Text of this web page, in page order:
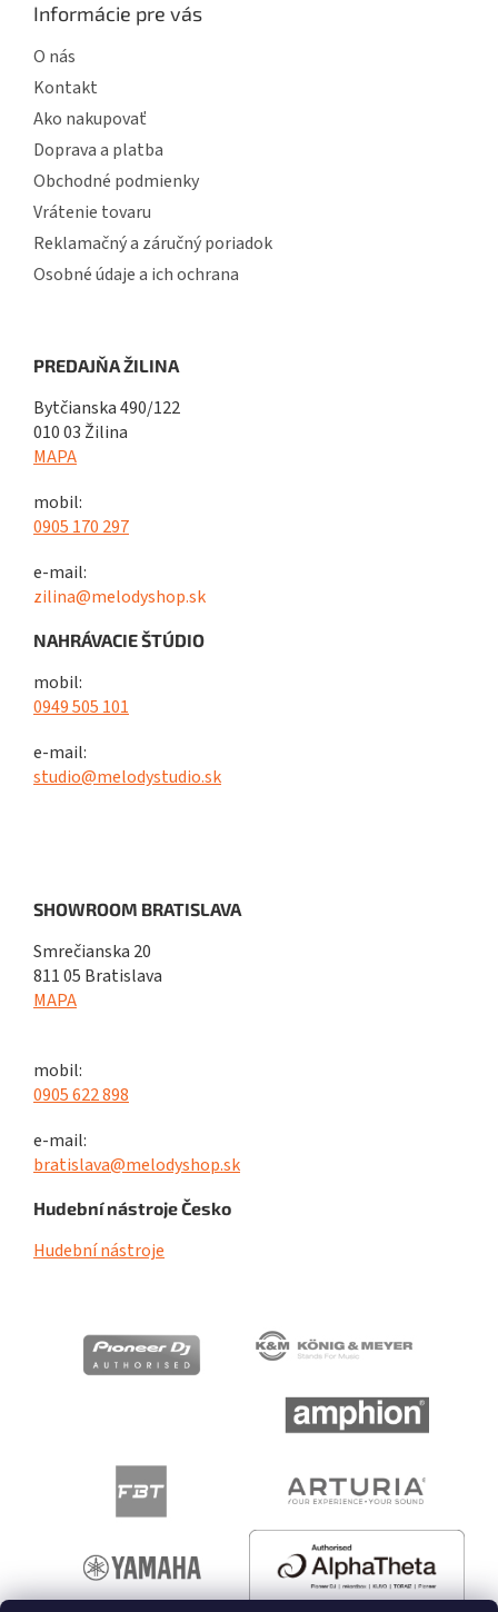
Informácie pre vás
O nás
Kontakt
Ako nakupovať
Doprava a platba
Obchodné podmienky
Vrátenie tovaru
Reklamačný a záručný poriadok
Osobné údaje a ich ochrana
PREDAJŇA ŽILINA
Bytčianska 490/122
010 03 Žilina
MAPA
mobil:
0905 170 297
e-mail:
zilina@melodyshop.sk
NAHRÁVACIE ŠTÚDIO
mobil:
0949 505 101
e-mail:
studio@melodystudio.sk
SHOWROOM BRATISLAVA
Smrečianska 20
811 05 Bratislava
MAPA
mobil:
0905 622 898
e-mail:
bratislava@melodyshop.sk
Hudební nástroje Česko
Hudební nástroje